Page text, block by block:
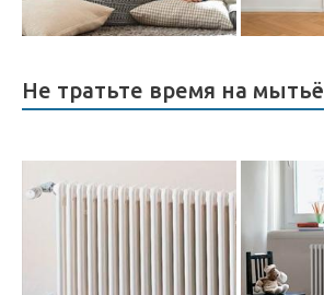
Не тратьте время на мытьё